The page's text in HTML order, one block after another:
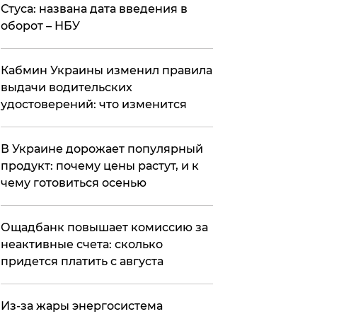
Стуса: названа дата введения в
оборот – НБУ
Кабмин Украины изменил правила
выдачи водительских
удостоверений: что изменится
В Украине дорожает популярный
продукт: почему цены растут, и к
чему готовиться осенью
​Ощадбанк повышает комиссию за
неактивные счета: сколько
придется платить с августа
Из-за жары энергосистема